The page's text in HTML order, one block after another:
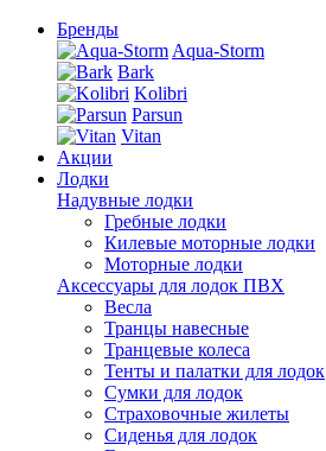
Бренды
Aqua-Storm
Bark
Kolibri
Parsun
Vitan
Акции
Лодки
Надувные лодки
Гребные лодки
Килевые моторные лодки
Моторные лодки
Аксессуары для лодок ПВХ
Весла
Транцы навесные
Транцевые колеса
Тенты и палатки для лодок
Сумки для лодок
Страховочные жилеты
Сиденья для лодок